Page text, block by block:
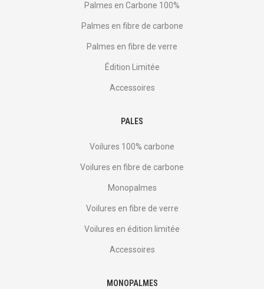
Palmes en Carbone 100%
Palmes en fibre de carbone
Palmes en fibre de verre
Édition Limitée
Accessoires
PALES
Voilures 100% carbone
Voilures en fibre de carbone
Monopalmes
Voilures en fibre de verre
Voilures en édition limitée
Accessoires
MONOPALMES